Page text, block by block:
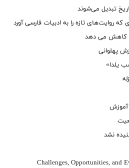
تبدیل می‌شوند
روایت‌های تازه را به ادبیات فارسی آورد
کاهش می دهد
پهلوانی
یلدا»
آموزش
نشد
Challenges, Opportunities, and